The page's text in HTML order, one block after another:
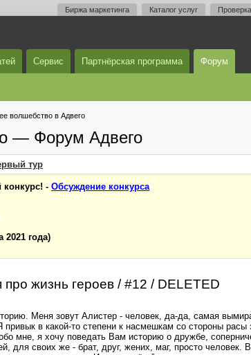
Биржа маркетинга Каталог услуг
Сервис Партнёрская программа Форум
волшебство в Адвего
— Форум Адвего
тур
конкурс! - Обсуждение конкурса
2021 года)
жизнь героев / #12 / DELETED
Меня зовут Алистер - человек, да-да, самая
в какой-то степени к насмешкам со стороны
мне, я хочу поведать Вам историю о дружбе,
для своих же - брат, друг, жених, маг, просто